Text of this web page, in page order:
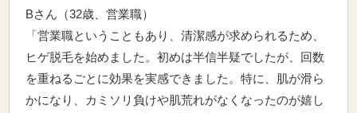
Bさん（32歳、営業職）
「営業職ということもあり、清潔感が求められるため、
ヒゲ脱毛を始めました。初めは半信半疑でしたが、回数
を重ねるごとに効果を実感できました。特に、肌が滑ら
かになり、カミソリ負けや肌荒れがなくなったのが嬉し